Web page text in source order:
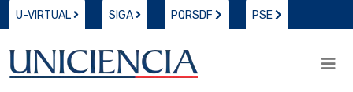
U-VIRTUAL SIGA PQRSDF PSE